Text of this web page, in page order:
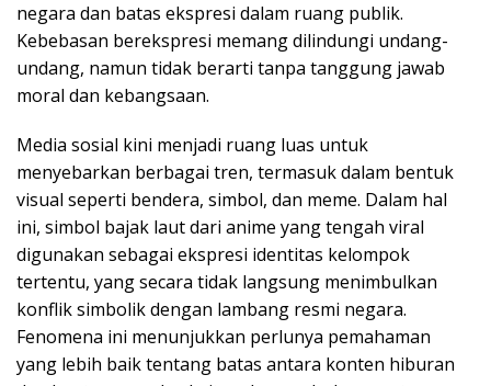
negara dan batas ekspresi dalam ruang publik.
Kebebasan berekspresi memang dilindungi undang-
undang, namun tidak berarti tanpa tanggung jawab
moral dan kebangsaan.
Media sosial kini menjadi ruang luas untuk
menyebarkan berbagai tren, termasuk dalam bentuk
visual seperti bendera, simbol, dan meme. Dalam hal
ini, simbol bajak laut dari anime yang tengah viral
digunakan sebagai ekspresi identitas kelompok
tertentu, yang secara tidak langsung menimbulkan
konflik simbolik dengan lambang resmi negara.
Fenomena ini menunjukkan perlunya pemahaman
yang lebih baik tentang batas antara konten hiburan